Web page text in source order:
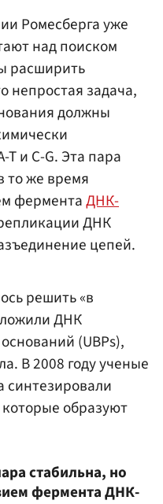
Ромесберга уже
над поиском
расширить
непростая задача,
должны
T и C-G. Эта пара
то же время
ферментаДНК-
ДНК
цепей.
решить «в
ДНК
(UBPs),
В 2008 году ученые
синтезировали
которые образуют
стабильна, но
фермента ДНК-